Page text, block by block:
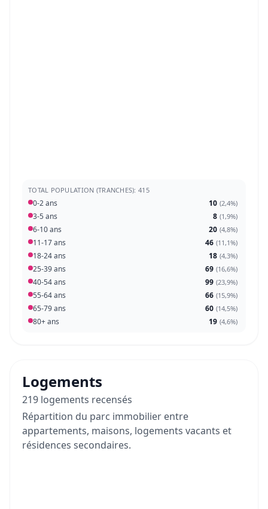
TOTAL POPULATION (TRANCHES): 415
0-2 ans 10 (2,4%)
3-5 ans 8 (1,9%)
6-10 ans 20 (4,8%)
11-17 ans 46 (11,1%)
18-24 ans 18 (4,3%)
25-39 ans 69 (16,6%)
40-54 ans 99 (23,9%)
55-64 ans 66 (15,9%)
65-79 ans 60 (14,5%)
80+ ans 19 (4,6%)
Logements
219 logements recensés
Répartition du parc immobilier entre
appartements, maisons, logements vacants et
résidences secondaires.